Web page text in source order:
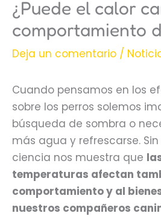
¿Puede el calor
comportamiento
Deja un comentario /
Cuando pensamos en los
sobre los perros solemos
búsqueda de sombra o
más agua y refrescarse.
ciencia nos muestra que
temperaturas afectan
comportamiento y al
nuestros compañeros